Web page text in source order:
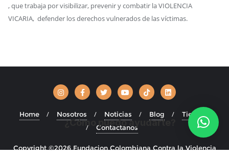
, que trabaja por visibilizar, prevenir y combatir la VIOLENCIA
VICARIA, defender los derechos vulnerados de las víctimas.
Home Nosotros Noticias Blog
Tienda
Contactanos
Copyright ©2026 Fundacion Colombiana Contra la Violencia
¿Cómo puedo ayudarte?